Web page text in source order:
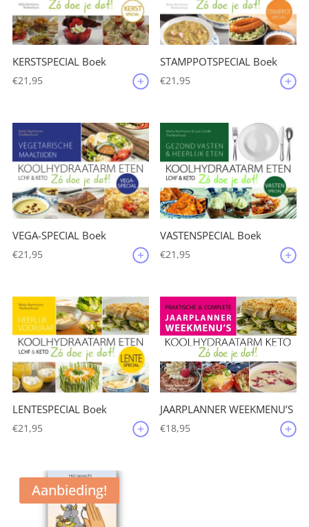
KERSTSPECIAL Boek
€21,95
STAMPPOTSPECIAL Boek
€21,95
VEGA-SPECIAL Boek
€21,95
VASTENSPECIAL Boek
€21,95
LENTESPECIAL Boek
€21,95
JAARPLANNER WEEKMENU’S
€18,95
Aanbieding!